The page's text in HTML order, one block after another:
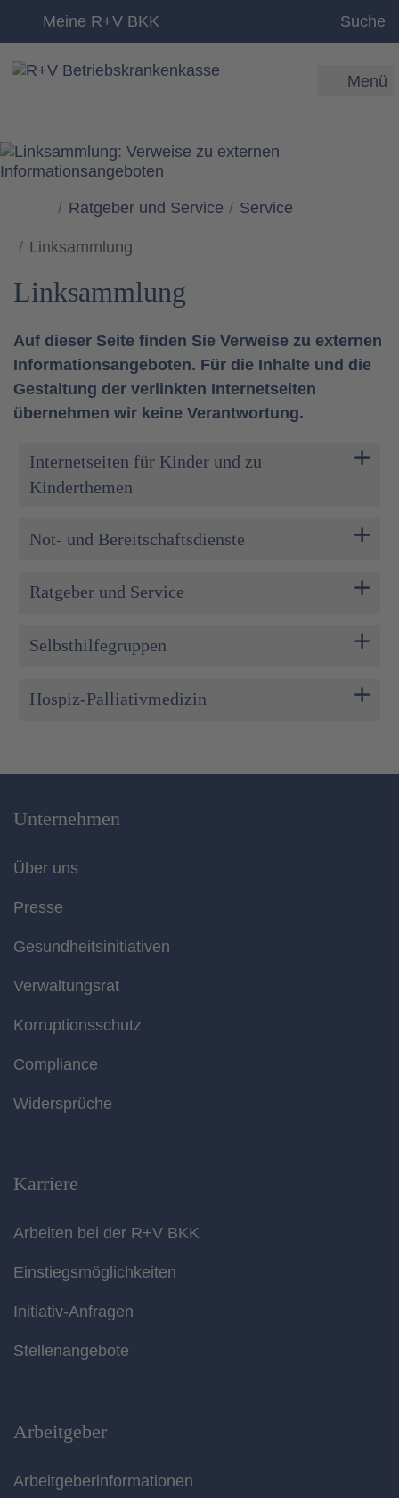
Meine R+V BKK Suche
Menü
Ratgeber und Service Service
Linksammlung
Linksammlung
Auf dieser Seite finden Sie Verweise zu externen
Informationsangeboten. Für die Inhalte und die
Gestaltung der verlinkten Internetseiten
übernehmen wir keine Verantwortung.
Internetseiten für Kinder und zu
Kinderthemen
Not- und Bereitschaftsdienste
Ratgeber und Service
Selbsthilfegruppen
Hospiz-Palliativmedizin
Unternehmen
Über uns
Presse
Gesundheitsinitiativen
Verwaltungsrat
Korruptionsschutz
Compliance
Widersprüche
Karriere
Arbeiten bei der R+V BKK
Einstiegsmöglichkeiten
Initiativ-Anfragen
Stellenangebote
Arbeitgeber
Arbeitgeberinformationen